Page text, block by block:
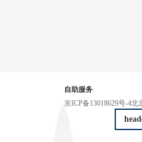
自助服务
京ICP备13018629号-4北